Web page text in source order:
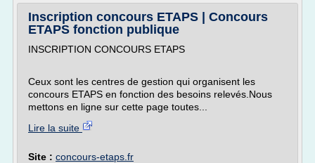
Inscription concours ETAPS | Concours
ETAPS fonction publique
INSCRIPTION CONCOURS ETAPS
Ceux sont les centres de gestion qui organisent les
concours ETAPS en fonction des besoins relevés.Nous
mettons en ligne sur cette page toutes...
Lire la suite
Site : concours-etaps.fr